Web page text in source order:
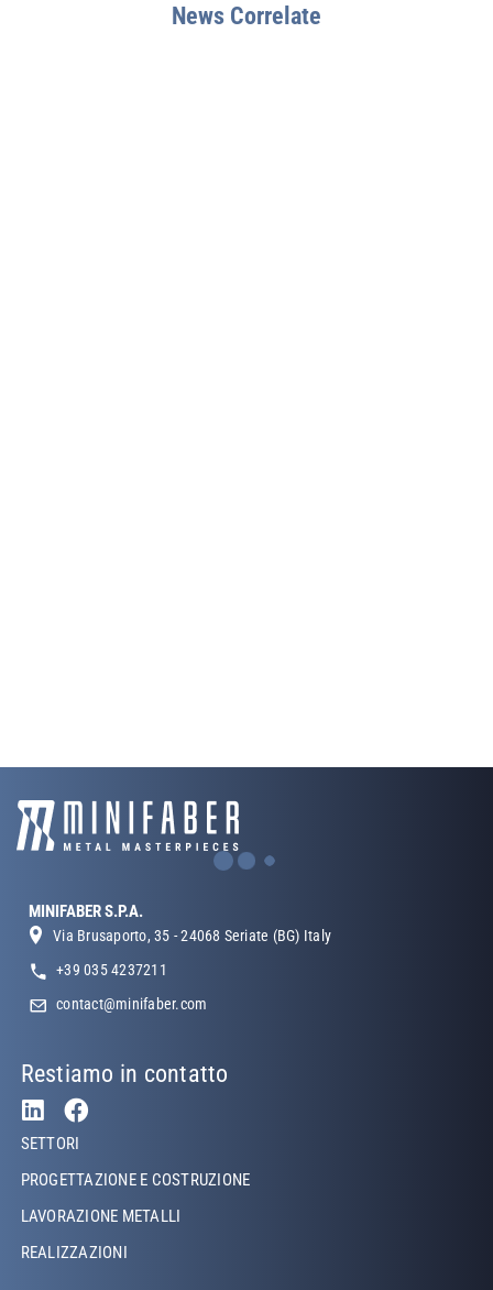
News Correlate
Via Brusaporto, 35 - 24068 Seriate (BG) Italy
+39 035 4237211
contact@minifaber.com
Footer Left
SETTORI
PROGETTAZIONE E COSTRUZIONE
LAVORAZIONE METALLI
REALIZZAZIONI